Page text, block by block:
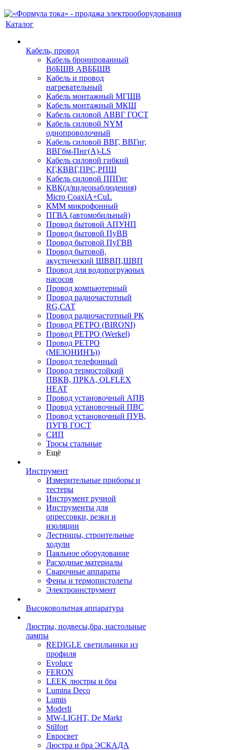
Каталог
Кабель, провод
Кабель бронированный
ВбБШВ АВББШВ
Кабель и провод
нагревательный
Кабель монтажный МГШВ
Кабель монтажный МКШ
Кабель силовой АВВГ ГОСТ
Кабель силовой NYM
однопроволочный
Кабель силовой ВВГ, ВВГнг,
ВВГбм-Пнг(А)-LS
Кабель силовой гибкий
КГ,КВВГ,ПРС,РПШ
Кабель силовой ППГнг
КВК(д/видеонаблюдения)
Micro CoaxiA+CuL
КММ микрофонный
ПГВА (автомобильный)
Провод бытовой АПУНП
Провод бытовой ПуВВ
Провод бытовой ПуГВВ
Провод бытовой,
акустический ШВВП,ШВП
Провод для водопогружных
насосов
Провод компьютерный
Провод радиочастотный
RG,САТ
Провод радиочастотный РК
Провод РЕТРО (BIRONI)
Провод РЕТРО (Werkel)
Провод РЕТРО
(МЕЗОНИНЪ))
Провод телефонный
Провод термостойкий
ПВКВ, ПРКА, OLFLEX
HEAT
Провод установочный АПВ
Провод установочный ПВС
Провод установочный ПУВ,
ПУГВ ГОСТ
СИП
Тросы стальные
Ещё
Инструмент
Измерительные приборы и
тестеры
Инструмент ручной
Инструменты для
опрессовки, резки и
изоляции
Лестницы, строительные
ходули
Паяльное оборудование
Расходные материалы
Сварочные аппараты
Фены и термопистолеты
Электроинструмент
Высоковольтная аппаратура
Люстры, подвесы,бра, настольные
лампы
REDIGLE светильники из
профиля
Evoluce
FERON
LEEK люстры и бра
Lumina Deco
Lumis
Moderli
MW-LIGHT, De Markt
Stilfort
Евросвет
Люстра и бра ЭСКАДА